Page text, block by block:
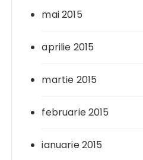
mai 2015
aprilie 2015
martie 2015
februarie 2015
ianuarie 2015